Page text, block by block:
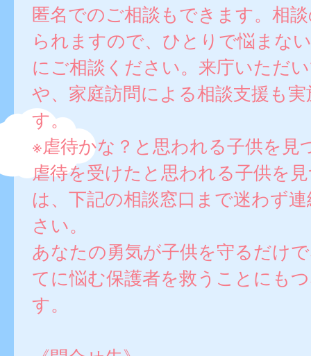
匿名でのご相談もできます。相
られますので、ひとりで悩まな
にご相談ください。来庁いただ
や、家庭訪問による相談支援も
す。
※虐待かな？と思われる子供を見
虐待を受けたと思われる子供を
は、下記の相談窓口まで迷わず
さい。
あなたの勇気が子供を守るだけ
てに悩む保護者を救うことにも
す。